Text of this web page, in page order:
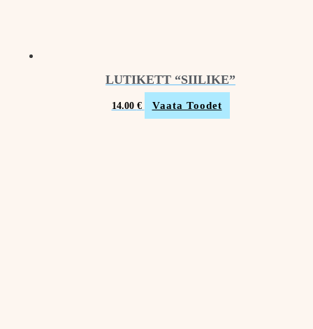
LUTIKETT “SIILIKE”
14.00 € Vaata Toodet